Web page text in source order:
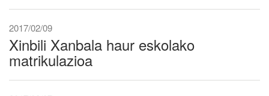
2017/02/09
Xinbili Xanbala haur eskolako
matrikulazioa